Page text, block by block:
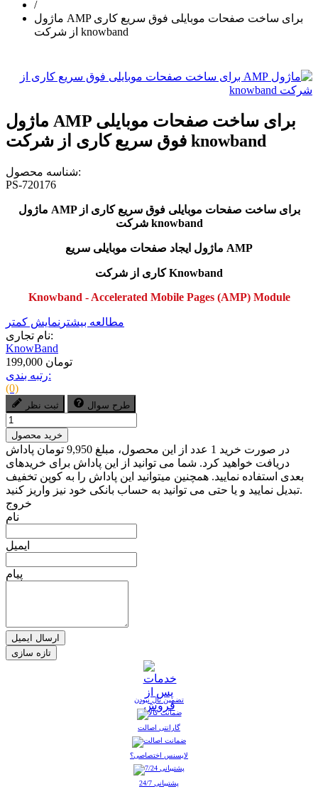
/
ماژول AMP برای ساخت صفحات موبایلی فوق سریع کاری
از شرکت knowband
ماژول AMP برای ساخت صفحات موبایلی
فوق سریع کاری از شرکت knowband
شناسه محصول:
PS-720176
ماژول AMP برای ساخت صفحات موبایلی فوق سریع کاری از
شرکت knowband
ماژول ایجاد صفحات موبایلی سریع AMP
کاری از شرکت Knowband
Knowband - Accelerated Mobile Pages (AMP) Module
مطالعه بیشتر نمایش کمتر
نام تجاری:
KnowBand
199,000 تومان
رتبه بندی:
(0)
ثبت نظر طرح سوال
خرید محصول
در صورت خرید 1 عدد از این محصول، مبلغ 9,950 تومان پاداش
دریافت خواهید کرد. شما می توانید از این پاداش برای خریدهای
بعدی استفاده نمایید. همچنین میتوانید این پاداش را به کوپن تخفیف
تبدیل نمایید و یا حتی می توانید به حساب بانکی خود نیز واریز کنید.
خروج
نام
ایمیل
پیام
ارسال ایمیل
تضمین نال نبودن
گارانتی اصالت
لایسنس اختصاصی؟
پشتیبانی 24/7